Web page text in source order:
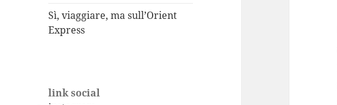
Sì, viaggiare, ma sull’Orient
Express
link social